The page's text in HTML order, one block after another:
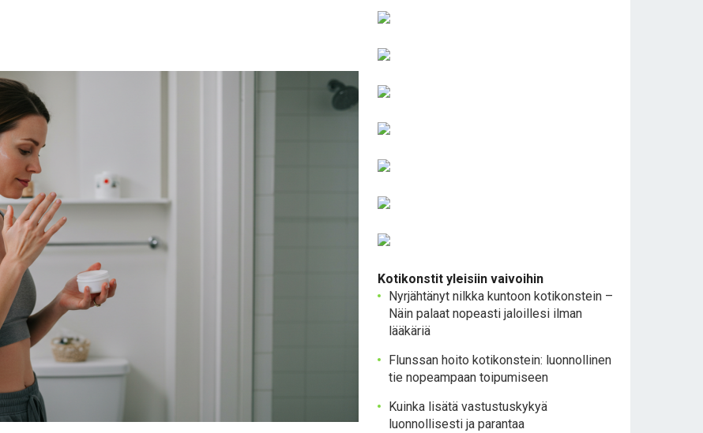
Kotikonstit yleisiin vaivoihin
Nyrjähtänyt nilkka kuntoon kotikonstein –
Näin palaat nopeasti jaloillesi ilman
lääkäriä
Flunssan hoito kotikonstein: luonnollinen
tie nopeampaan toipumiseen
Kuinka lisätä vastustuskykyä
luonnollisesti ja parantaa